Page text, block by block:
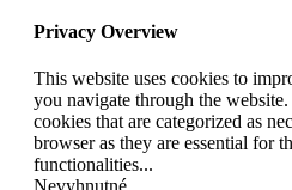
Privacy Overview
This website uses cookies to
you navigate through the
cookies that are categorized as
browser as they are essential for
functionalities...